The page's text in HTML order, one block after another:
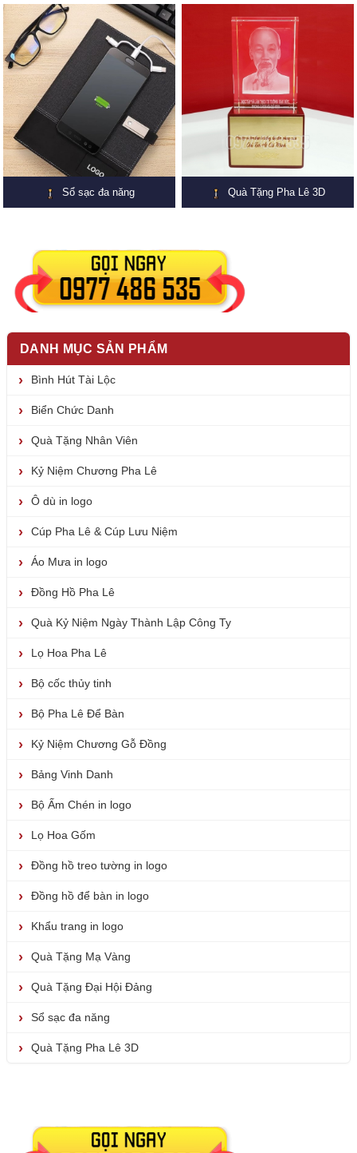
Sổ sạc đa năng Quà Tặng Pha Lê 3D
DANH MỤC SẢN PHẨM
Bình Hút Tài Lộc
Biển Chức Danh
Quà Tặng Nhân Viên
Kỷ Niệm Chương Pha Lê
Ô dù in logo
Cúp Pha Lê & Cúp Lưu Niệm
Áo Mưa in logo
Đồng Hồ Pha Lê
Quà Kỷ Niệm Ngày Thành Lập Công Ty
Lọ Hoa Pha Lê
Bộ cốc thủy tinh
Bộ Pha Lê Để Bàn
Kỷ Niệm Chương Gỗ Đồng
Bảng Vinh Danh
Bộ Ấm Chén in logo
Lọ Hoa Gốm
Đồng hồ treo tường in logo
Đồng hồ để bàn in logo
Khẩu trang in logo
Quà Tặng Mạ Vàng
Quà Tặng Đại Hội Đảng
Sổ sạc đa năng
Quà Tặng Pha Lê 3D